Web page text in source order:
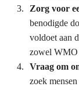
Zorg voor
benodigde
voldoet aan
zowel WMO
Vraag om
zoek